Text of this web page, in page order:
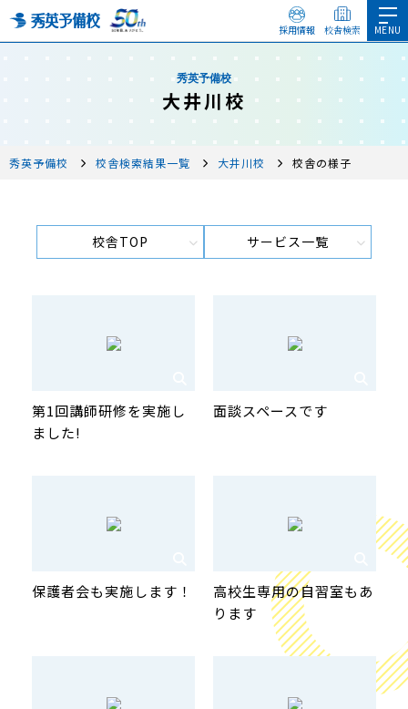
採用情報 校舎検索
秀英予備校
大井川校
秀英予備校 校舎検索結果一覧 大井川校 校舎の様子
校舎TOP サービス一覧
第1回講師研修を実施し
ました!
面談スペースです
保護者会も実施します！
高校生専用の自習室もあ
ります